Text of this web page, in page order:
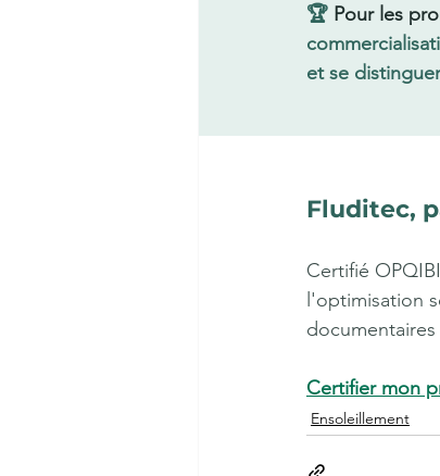
🏆 Pour les
et se
Fluditec,
Certifié
l'optimisation
Certifier mon
Ensoleillement